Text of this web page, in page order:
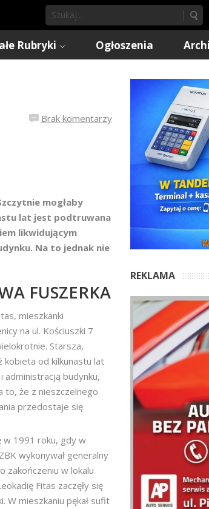
Rubryki Ogłoszenia
Brak komentarzy
mogłaby
lat jest podtruwana
likwidującym
Na to jednak nie
FUSZERKA
mieszkanki
na ul. Kościuszki 7
Starsza,
kobieta od kilkunastu lat
administracją budynku,
to, że z nieszczelnego
przedostaje się
w 1991 roku, gdy w
wykonywał generalny
zakończeniu w lokalu
Fitas zaczęły się
W mieszkaniu pękał sufit
REKLAMA